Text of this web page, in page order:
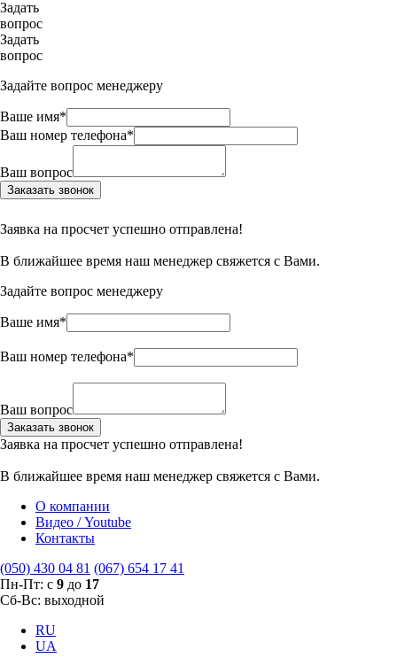
Задать
вопрос
Задать
вопрос
Задайте вопрос менеджеру
Ваше имя*
Ваш номер телефона*
Ваш вопрос
Заказать звонок
Заявка на просчет успешно отправлена!
В ближайшее время наш менеджер свяжется с Вами.
Задайте вопрос менеджеру
Ваше имя*
Ваш номер телефона*
Ваш вопрос
Заказать звонок
Заявка на просчет успешно отправлена!
В ближайшее время наш менеджер свяжется с Вами.
О компании
Видео / Youtube
Контакты
(050) 430 04 81 (067) 654 17 41
Пн-Пт: с 9 до 17
Сб-Вс: выходной
RU
UA